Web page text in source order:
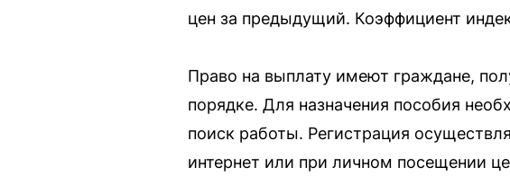
цен за предыдущий. Коэффициент
Право на выплату имеют граждане,
порядке. Для назначения пособия
поиск работы. Регистрация
интернет или при личном посещении